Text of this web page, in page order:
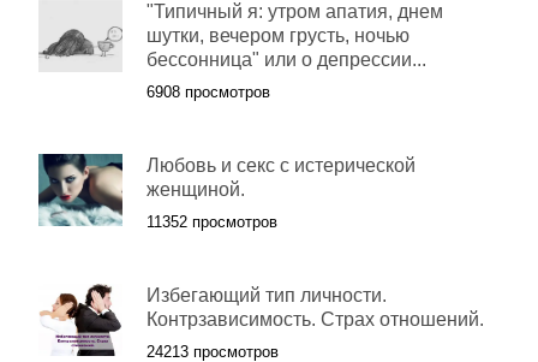
"Типичный я: утром апатия, днем
шутки, вечером грусть, ночью
бессонница" или о депрессии...
6908 просмотров
Любовь и секс с истерической
женщиной.
11352 просмотров
Избегающий тип личности.
Контрзависимость. Страх отношений.
24213 просмотров